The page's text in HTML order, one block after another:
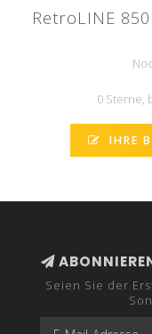
RetroLINE
0 Sterne,
IHRE
Seien Sie der